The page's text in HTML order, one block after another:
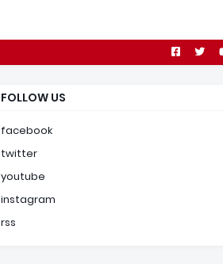
FOLLOW US
facebook
twitter
youtube
instagram
rss